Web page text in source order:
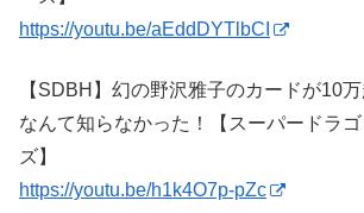
https://youtu.be/aEddDYTlbCI
【SDBH】幻の野沢雅子のカードが10
なんて知らなかった！【スーパードラ
ズ】
https://youtu.be/h1k4O7p-pZc